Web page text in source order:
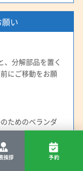
挨拶 予約
い
、分解部品を置く
にご移動をお願
ためのベランダ
貸しください。